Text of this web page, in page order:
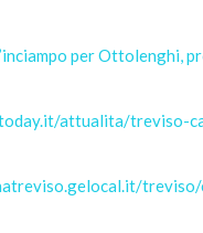
per Ottolenghi,
attualita/treviso-